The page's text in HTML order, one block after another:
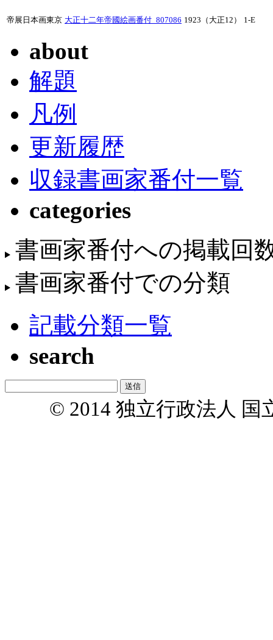
帝展日本画東京 大正十二年帝國絵画番付_807086 1923（大正12） 1-E
about
解題
凡例
更新履歴
収録書画家番付一覧
categories
書画家番付への掲載回
書画家番付での分類
記載分類一覧
search
© 2014 独立行政法人 国